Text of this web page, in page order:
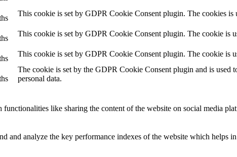
This cookie is set by GDPR Cookie Consent plugin. The cookies is
This cookie is set by GDPR Cookie Consent plugin. The cookie is
This cookie is set by GDPR Cookie Consent plugin. The cookie is
The cookie is set by the GDPR Cookie Consent plugin and is used
personal data.
like sharing the content of the website on social media
and analyze the key performance indexes of the website which helps